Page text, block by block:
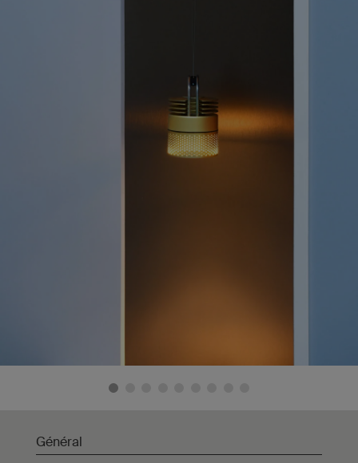
suspendu ! Imaginé par Stefan Diez, AIRMOD offre à
votre intérieur une signature unique.
Général